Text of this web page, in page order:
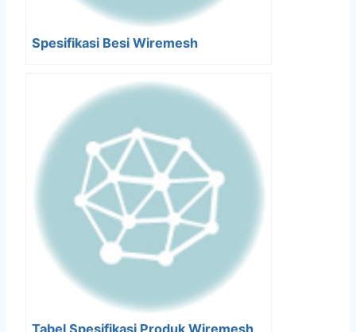
Spesifikasi Besi Wiremesh
Tabel Spesifikasi Produk Wiremesh